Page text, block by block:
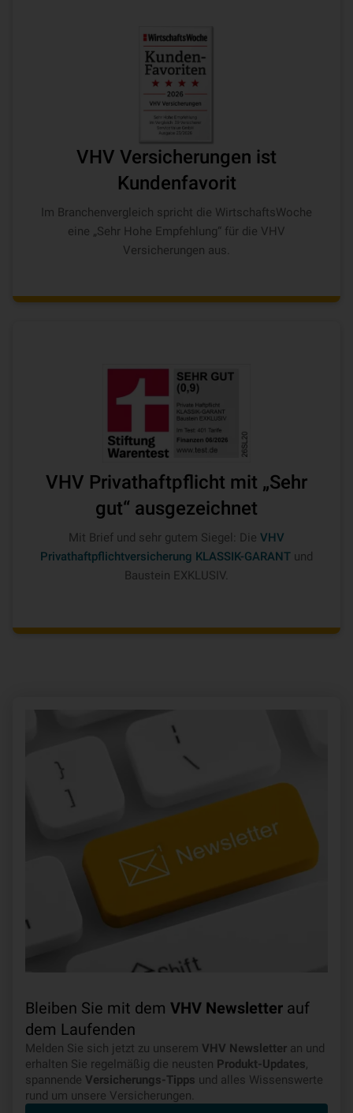
VHV Versicherungen ist
Kundenfavorit
Im Branchenvergleich spricht die WirtschaftsWoche
eine „Sehr Hohe Empfehlung“ für die VHV
Versicherungen aus.
VHV Privathaftpflicht mit „Sehr
gut“ ausgezeichnet
Mit Brief und sehr gutem Siegel: Die VHV
Privathaftpflichtversicherung KLASSIK-GARANT und
Baustein EXKLUSIV.
Bleiben Sie mit dem VHV Newsletter auf
dem Laufenden
Melden Sie sich jetzt zu unserem VHV Newsletter an und
erhalten Sie regelmäßig die neusten Produkt-Updates,
spannende Versicherungs-Tipps und alles Wissenswerte
rund um unsere Versicherungen.